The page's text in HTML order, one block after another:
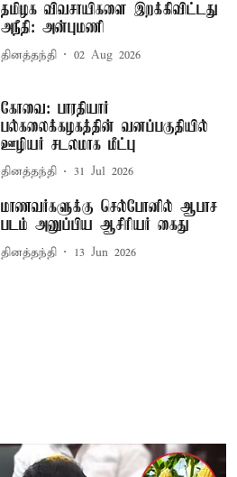
தமிழக விவசாயிகளை இறக்கிவிட்டது
அநீதி: அன்புமணி
தினத்தந்தி 02 Aug 2026
கோவை: பாரதியார்
பல்கலைக்கழகத்தின் வனப்பகுதியில்
ஊழியர் சடலமாக மீட்பு
தினத்தந்தி 31 Jul 2026
மாணவர்களுக்கு செல்போனில் ஆபாச
படம் அனுப்பிய ஆசிரியர் கைது
தினத்தந்தி 13 Jun 2026